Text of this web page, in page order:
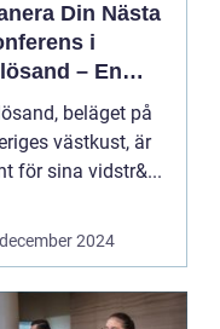
Din Nästa
i
– En
beläget på
västkust, är
för sina vidstr&...
2024